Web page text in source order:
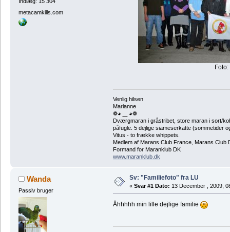
Indlæg: 15 304
metacamkills.com
Venlig hilsen
Marianne
❁◕ ‿ ◕❁
Dværgmaran i gråstribet, store maran i sort/
påfugle. 5 dejlige siameserkatte (sommetider
Vitus - to frække whippets.
Medlem af Marans Club France, Marans
Formand for Maranklub DK
www.maranklub.dk
Wanda
Passiv bruger
Sv: "Familiefoto" fra LU
« Svar #1 Dato: 13 December , 2009,
Åhhhhh min lille dejlige familie